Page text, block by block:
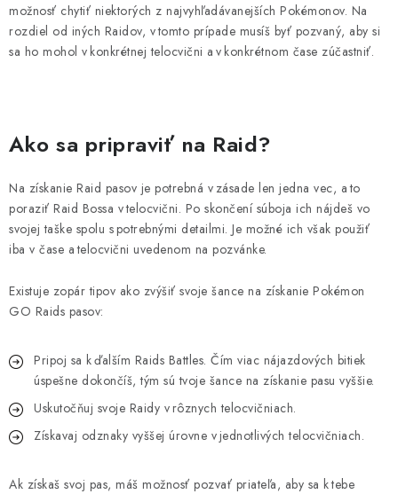
možnosť chytiť niektorých z najvyhľadávanejších Pokémonov. Na
rozdiel od iných Raidov, v tomto prípade musíš byť pozvaný, aby si
sa ho mohol v konkrétnej telocvični a v konkrétnom čase zúčastniť.
Ako sa pripraviť na Raid?
Na získanie Raid pasov je potrebná v zásade len jedna vec, a to
poraziť Raid Bossa v telocvični. Po skončení súboja ich nájdeš vo
svojej taške spolu s potrebnými detailmi. Je možné ich však použiť
iba v čase a telocvični uvedenom na pozvánke.
Existuje zopár tipov ako zvýšiť svoje šance na získanie Pokémon
GO Raids pasov:
Pripoj sa k ďalším Raids Battles. Čím viac nájazdových bitiek
úspešne dokončíš, tým sú tvoje šance na získanie pasu vyššie.
Uskutočňuj svoje Raidy v rôznych telocvičniach.
Získavaj odznaky vyššej úrovne v jednotlivých telocvičniach.
Ak získaš svoj pas, máš možnosť pozvať priateľa, aby sa k tebe